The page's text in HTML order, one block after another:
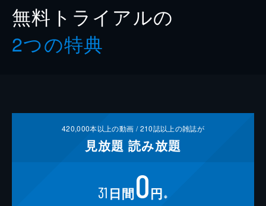
無料トライアルの
2つの特典
420,000本以上の動画 /210誌以上の雑誌が
見放題 読み放題
31 日間0円 ※